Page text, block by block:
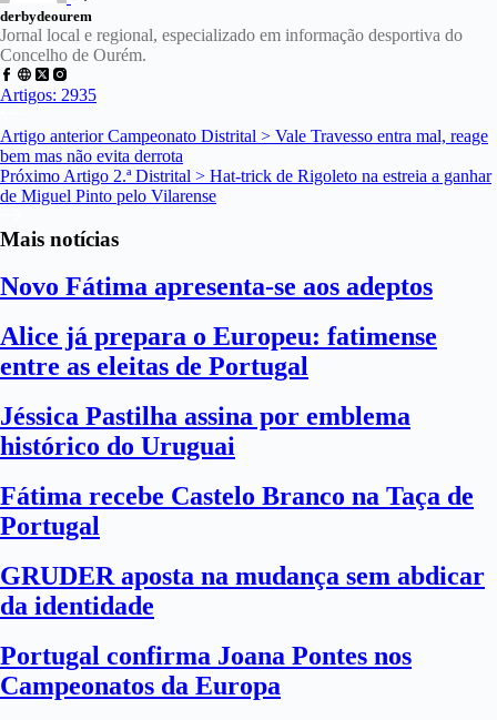
derbydeourem
Jornal local e regional, especializado em informação desportiva do
Concelho de Ourém.
Artigos: 2935
Artigo anteriorCampeonato Distrital > Vale Travesso entra mal, reage
bem mas não evita derrota
Próximo Artigo 2.ª Distrital > Hat-trick de Rigoleto na estreia a ganhar
de Miguel Pinto pelo Vilarense
Mais notícias
Novo Fátima apresenta-se aos adeptos
Alice já prepara o Europeu: fatimense
entre as eleitas de Portugal
Jéssica Pastilha assina por emblema
histórico do Uruguai
Fátima recebe Castelo Branco na Taça de
Portugal
GRUDER aposta na mudança sem abdicar
da identidade
Portugal confirma Joana Pontes nos
Campeonatos da Europa